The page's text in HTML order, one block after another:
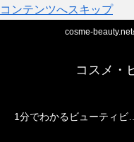
コンテンツへスキップ
cosme-
コスメ・
1分でわかるビ